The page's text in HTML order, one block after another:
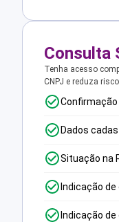
Consulta
Tenha acesso
CNPJ e reduza
Confirmação
Dados
Situação na
Indicação
Indicação